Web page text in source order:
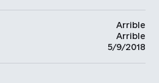
Arrible
Arrible
5/9/2018